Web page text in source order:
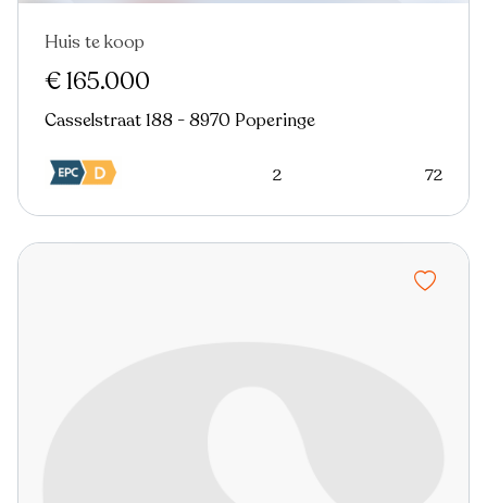
Huis te koop
€ 165.000
Casselstraat 188 - 8970 Poperinge
2 72